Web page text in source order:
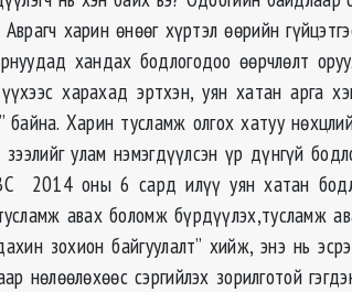
харин өнөөг хүртэл өөрийн
хандах бодлогодоо өөрчлөлт
харахад эртхэн, уян хатан арга
байна. Харин тусламж олгох хатуу
улам нэмэгдүүлсэн үр дүнгүй
2014 оны 6 сард илүү уян хатан
авах боломж бүрдүүлэх,тусламж
зохион байгуулалт” хийж, энэ нь
нөлөөлөхөөс сэргийлэх зорилготой